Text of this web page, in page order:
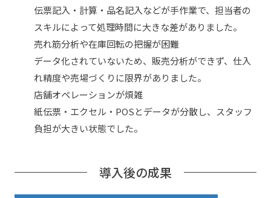
伝票記入・計算・品名記入などが手作業で、担当者の
スキルによって処理時間に大きな差がありました。
売れ筋分析や在庫回転の把握が困難
データ化されていないため、販売分析ができず、仕入
れ精度や売場づくりに限界がありました。
店舗オペレーションが煩雑
紙伝票・エクセル・POSとデータが分散し、スタッフ
負担が大きい状態でした。
導入後の成果